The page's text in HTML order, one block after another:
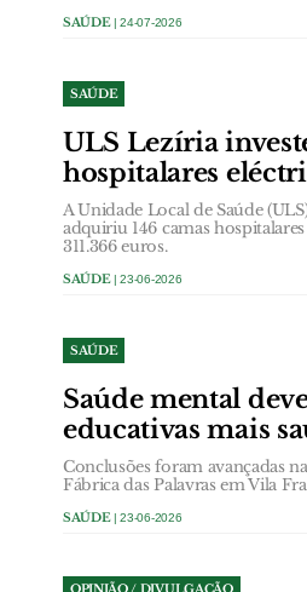
SAÚDE| 24-07-2026
SAÚDE
ULS Lezíria
hospitalares
A Unidade Local de Saúde
adquiriu 146 camas
311.366 euros.
SAÚDE| 23-06-2026
SAÚDE
Saúde mental
educativas mais
Conclusões foram avançadas
Fábrica das Palavras em Vila
SAÚDE| 23-06-2026
OPINIÃO / DIVULGAÇÃO